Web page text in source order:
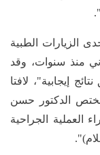
الزيارات الطبية
منذ سنوات، وقد
إيجابية"، لافتا
الدكتور حسن
العملية الجراحية